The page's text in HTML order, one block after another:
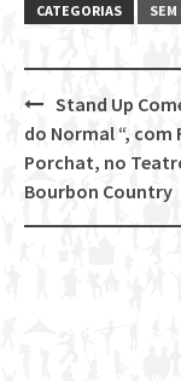
CATEGORIAS
Post
navigation
Stand Up
do Normal “, com
Porchat, no
Bourbon Country